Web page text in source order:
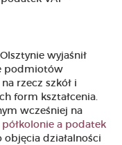
wyjaśnił
podmiotów
rzecz szkół i
form kształcenia.
wcześniej na
półkolonie a podatek
objęcia działalności